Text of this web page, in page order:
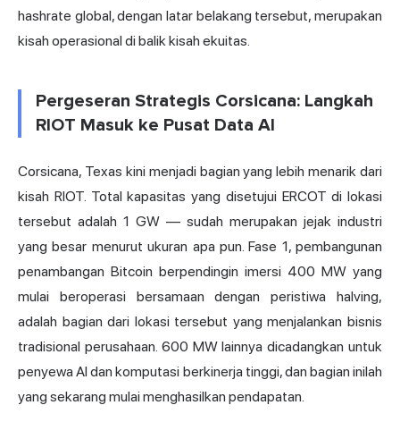
hashrate global, dengan latar belakang tersebut, merupakan
kisah operasional di balik kisah ekuitas.
Pergeseran Strategis Corsicana: Langkah
RIOT Masuk ke Pusat Data AI
Corsicana, Texas kini menjadibagian yang lebih menarik dari
kisah RIOT. Total kapasitas yang disetujui ERCOT di lokasi
tersebut adalah 1 GW — sudah merupakan jejak industri
yang besar menurut ukuran apa pun. Fase 1, pembangunan
penambangan Bitcoin berpendingin imersi 400 MW yang
mulai beroperasi bersamaan dengan peristiwa halving,
adalah bagian dari lokasi tersebut yang menjalankan bisnis
tradisional perusahaan. 600 MW lainnya dicadangkan untuk
penyewa AI dan komputasi berkinerja tinggi, dan bagian inilah
yang sekarang mulai menghasilkan pendapatan.